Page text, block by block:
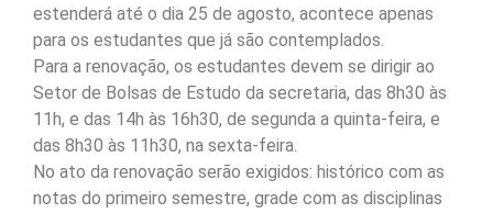
estenderá até o dia 25 de agosto, acontece apenas
para os estudantes que já são contemplados.
Para a renovação, os estudantes devem se dirigir ao
Setor de Bolsas de Estudo da secretaria, das 8h30 às
11h, e das 14h às 16h30, de segunda a quinta-feira, e
das 8h30 às 11h30, na sexta-feira.
No ato da renovação serão exigidos: histórico com as
notas do primeiro semestre, grade com as disciplinas